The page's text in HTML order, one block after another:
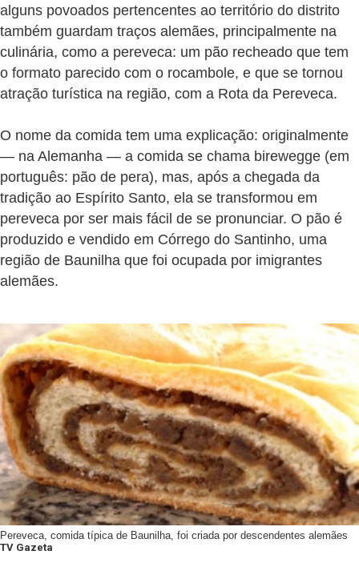
alguns povoados pertencentes ao território do distrito
também guardam traços alemães, principalmente na
culinária, como a pereveca: um pão recheado que tem
o formato parecido com o rocambole, e que se tornou
atração turística na região, com a Rota da Pereveca.
O nome da comida tem uma explicação: originalmente
— na Alemanha — a comida se chama birewegge (em
português: pão de pera), mas, após a chegada da
tradição ao Espírito Santo, ela se transformou em
pereveca por ser mais fácil de se pronunciar. O pão é
produzido e vendido em Córrego do Santinho, uma
região de Baunilha que foi ocupada por imigrantes
alemães.
Pereveca, comida típica de Baunilha, foi criada por descendentes alemães
TV Gazeta